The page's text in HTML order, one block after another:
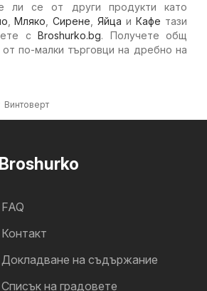
ли се от други продукти като
,Мляко ,Сирене ,Яйца иКафе тази
сBroshurko.bg. Получете общ
по-малки търговци на дребно на
Винтоверт
Broshurko
FAQ
Контакт
Докладване на съдържание
Cписък на градовете